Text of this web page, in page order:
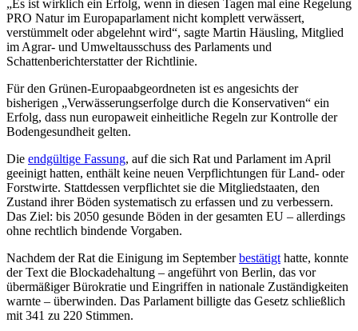
„Es ist wirklich ein Erfolg, wenn in diesen Tagen mal eine Regelung
PRO Natur im Europaparlament nicht komplett verwässert,
verstümmelt oder abgelehnt wird“, sagte Martin Häusling, Mitglied
im Agrar- und Umweltausschuss des Parlaments und
Schattenberichterstatter der Richtlinie.
Für den Grünen-Europaabgeordneten ist es angesichts der
bisherigen „Verwässerungserfolge durch die Konservativen“ ein
Erfolg, dass nun europaweit einheitliche Regeln zur Kontrolle der
Bodengesundheit gelten.
Die endgültige Fassung, auf die sich Rat und Parlament im April
geeinigt hatten, enthält keine neuen Verpflichtungen für Land- oder
Forstwirte. Stattdessen verpflichtet sie die Mitgliedstaaten, den
Zustand ihrer Böden systematisch zu erfassen und zu verbessern.
Das Ziel: bis 2050 gesunde Böden in der gesamten EU – allerdings
ohne rechtlich bindende Vorgaben.
Nachdem der Rat die Einigung im Septemberbestätigt hatte, konnte
der Text die Blockadehaltung – angeführt von Berlin, das vor
übermäßiger Bürokratie und Eingriffen in nationale Zuständigkeiten
warnte – überwinden. Das Parlament billigte das Gesetz schließlich
mit 341 zu 220 Stimmen.